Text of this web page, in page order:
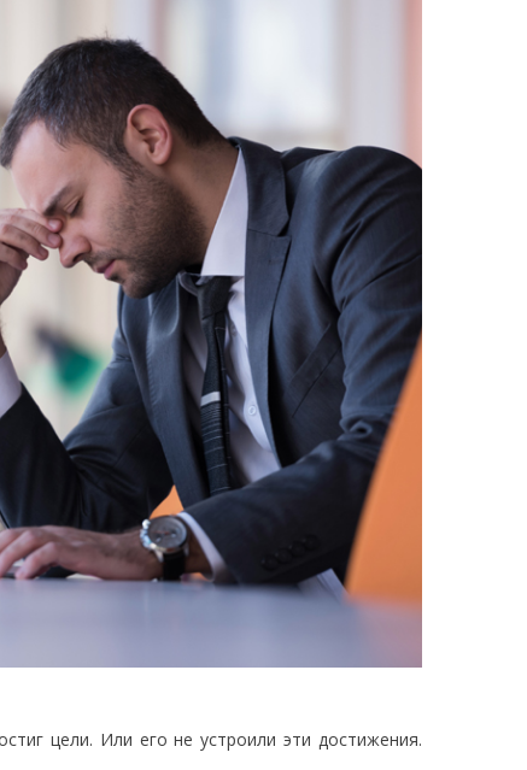
цели. Или его не устроили эти достижения.